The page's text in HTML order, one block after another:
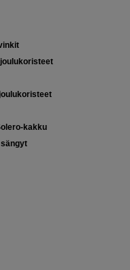
kakku